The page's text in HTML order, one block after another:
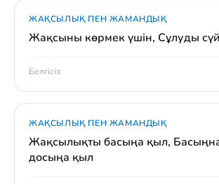
ЖАҚСЫЛЫҚ ПЕН ЖАМАНДЫҚ
Жақсыны көрмек үшін, Сұлуды
Белгісіз
ЖАҚСЫЛЫҚ ПЕН ЖАМАНДЫҚ
Жақсылықты басыңа қыл,
досыңа қыл